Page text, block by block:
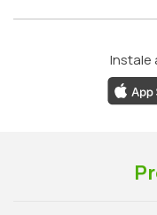
Instale